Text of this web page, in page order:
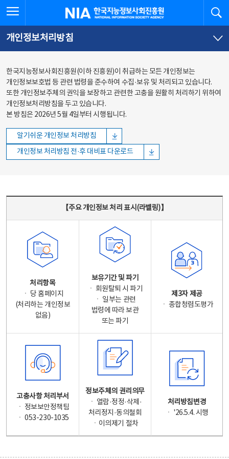
바로가기
바로가기
한국지능정보사회진흥원
개인정보처리방침
한국지능정보사회진흥원(이하 진흥원)이 취급하는 모든 개인정보는
개인정보보호법 등 관련 법령을 준수하여 수집·보유 및 처리되고 있습니다.
또한 개인정보주체의 권익을 보장하고 관련한 고충을 원활히 처리하기 위하여
개인정보처리방침을 두고 있습니다.
본 방침은 2026년 5월 4일부터 시행됩니다.
알기쉬운 개인정보 처리방침
개인정보 처리방침 전·후 대비표 다운로드
【주요 개인정보 처리 표시(라벨링)】
처리항목
ㆍ 당 홈페이지
(처리하는 개인정보
없음)
보유기간 및 파기
ㆍ 회원탈퇴 시 파기
ㆍ 일부는 관련
법령에 따라 보관
또는 파기
제3자 제공
ㆍ 종합청렴도평가
고충사항 처리부서
ㆍ 정보보안정책팀
ㆍ 053-230-1035
정보주체의 권리의무
ㆍ 열람·정정·삭제·
처리정지·동의철회
ㆍ이의제기 절차
처리방침변경
ㆍ '26.5.4. 시행